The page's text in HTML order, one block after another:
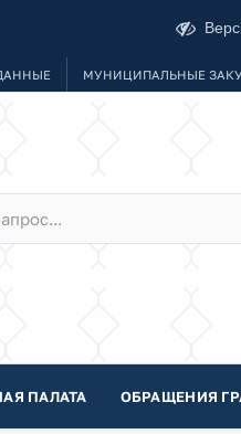
МУНИЦИПАЛЬНЫЕ
ПАЛАТА ОБРАЩЕНИЯ